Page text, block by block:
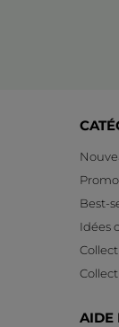
Best-
Idées
AIDE